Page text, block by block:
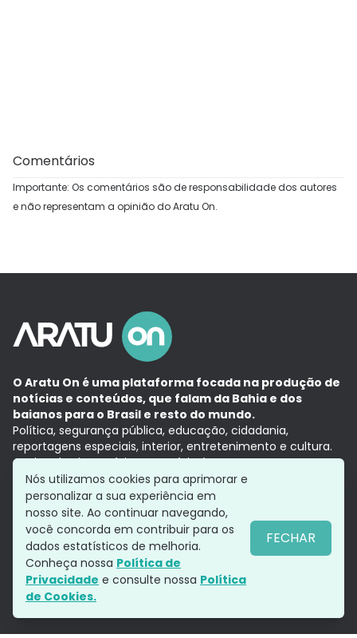
Comentários
Importante: Os comentários são de responsabilidade dos autores
e não representam a opinião do Aratu On.
O Aratu On é uma plataforma focada na produção de
notícias e conteúdos, que falam da Bahia e dos
baianos para o Brasil e resto do mundo.
Política, segurança pública, educação, cidadania,
reportagens especiais, interior, entretenimento e cultura.
Aqui, tudo vira notícia e a notícia é no tempo presente,
com a credibilidade do Grupo Aratu.
Grupo Aratu
Política de privacidade
Siga-nos
Nós utilizamos cookies para aprimorar e
personalizar a sua experiência em
nosso site. Ao continuar navegando,
você concorda em contribuir para os
dados estatísticos de melhoria.
Conheça nossa Política de
Privacidade e consulte nossa Política
de Cookies.
FECHAR